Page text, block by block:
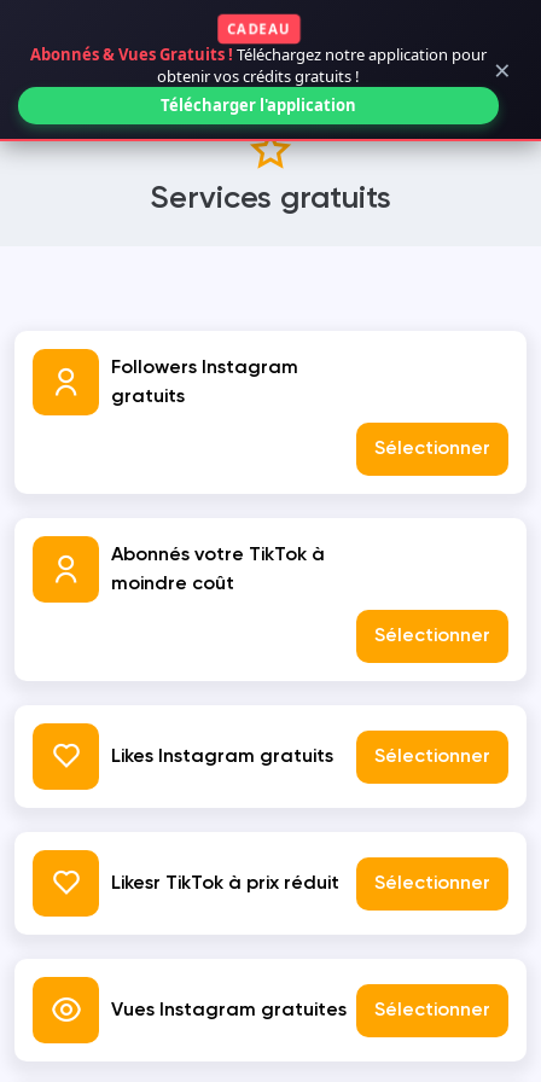
CADEAU
Abonnés & Vues Gratuits ! Téléchargez notre application pour
obtenir vos crédits gratuits !
Télécharger l'application
×
Services gratuits
Followers Instagram
gratuits
Sélectionner
Abonnés votre TikTok à
moindre coût
Sélectionner
Likes Instagram gratuits Sélectionner
Likesr TikTok à prix réduit Sélectionner
Vues Instagram gratuites Sélectionner